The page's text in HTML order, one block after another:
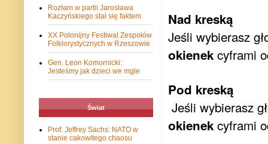
Nad kreską
Jeśli wybierasz
okienek cyframi
Pod kreską
Jeśli wybierasz
okienek cyframi
Rozłam w partii Jarosława
Kaczyńskiego stał się faktem
XX Polonijny Festiwal Zespołów
Folklorystycznych w Rzeszowie
Gen. Leon Komornicki:
Jesteśmy jak dzieci we mgle
Świat
Prof. Jeffrey Sachs: NATO w
stanie cakowitego chaosu